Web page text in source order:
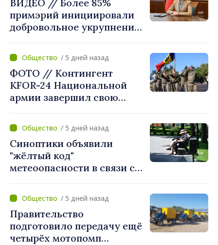
ВИДЕО // Более 85%
примэрий инициировали
добровольное укрупнение.
приветствует смелые
решения местных властей:
«Вы поставили интересы
людей на первое место»
/ 5 дней назад
ФОТО // Контингент
KFOR-24 Национальной
армии завершил свою
/ 5 дней назад
Синоптики объявили
"жёлтый код"
метеоопасности в связи с
поднимется до 36°C
/ 5 дней назад
Правительство
подготовило передачу ещё
четырёх мотопомп